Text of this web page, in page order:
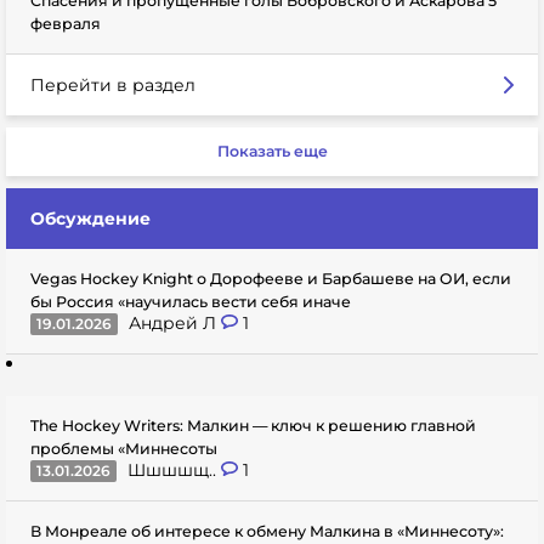
февраля
Перейти в раздел
Показать еще
Обсуждение
Vegas Hockey Knight о Дорофееве и Барбашеве на ОИ, если
бы Россия «научилась вести себя иначе
19.01.2026
Андрей Л 1
The Hockey Writers: Малкин — ключ к решению главной
проблемы «Миннесоты
13.01.2026
Шшшшщ.. 1
В Монреале об интересе к обмену Малкина в «Миннесоту»: